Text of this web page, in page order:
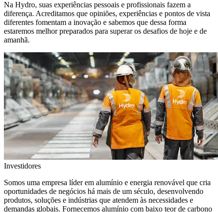
Na Hydro, suas experiências pessoais e profissionais fazem a
diferença. Acreditamos que opiniões, experiências e pontos de vista
diferentes fomentam a inovação e sabemos que dessa forma
estaremos melhor preparados para superar os desafios de hoje e de
amanhã.
Investidores
Somos uma empresa líder em alumínio e energia renovável que cria
oportunidades de negócios há mais de um século, desenvolvendo
produtos, soluções e indústrias que atendem às necessidades e
demandas globais. Fornecemos alumínio com baixo teor de carbono